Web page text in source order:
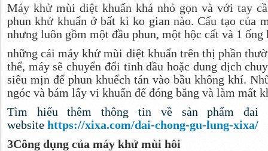
Máy khử mùi diệt khuẩn khá nhỏ gọn và với tay
phun khử khuẩn ở bất kì ko gian nào. Cấu tạo của
nhưng luôn gồm một đầu phun, một hộc cất và 1 ống
những cái máy khử mùi diệt khuẩn trên thị phần
thể, máy sẽ chuyển đổi tinh dầu hoặc dung dịch
siêu mịn để phun khuếch tán vào bầu không khí.
ngóc và bám lấy vi khuẩn để đóng băng và làm mất
Tìm hiểu thêm thông tin về sản phẩmđai
website https://xixa.com/dai-chong-gu-lung-xixa/
3Công dụng của máy khử mùi hôi